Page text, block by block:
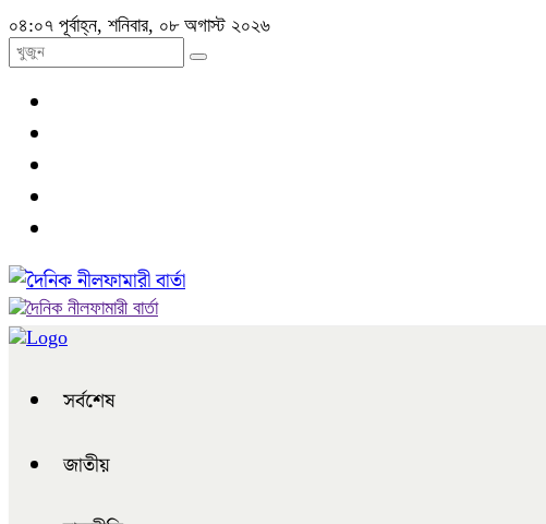
০৪:০৭ পূর্বাহ্ন, শনিবার, ০৮ অগাস্ট ২০২৬
সর্বশেষ
জাতীয়